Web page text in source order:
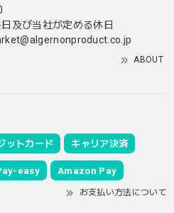
及び当社が定める休日
ABOUT
ットカード キャリア決済
easy Amazon Pay
お支払い方法について